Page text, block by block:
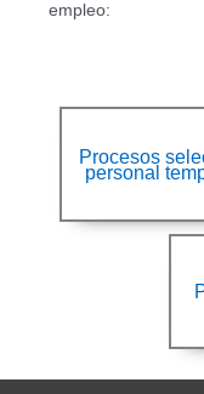
empleo:
Procesos
personal